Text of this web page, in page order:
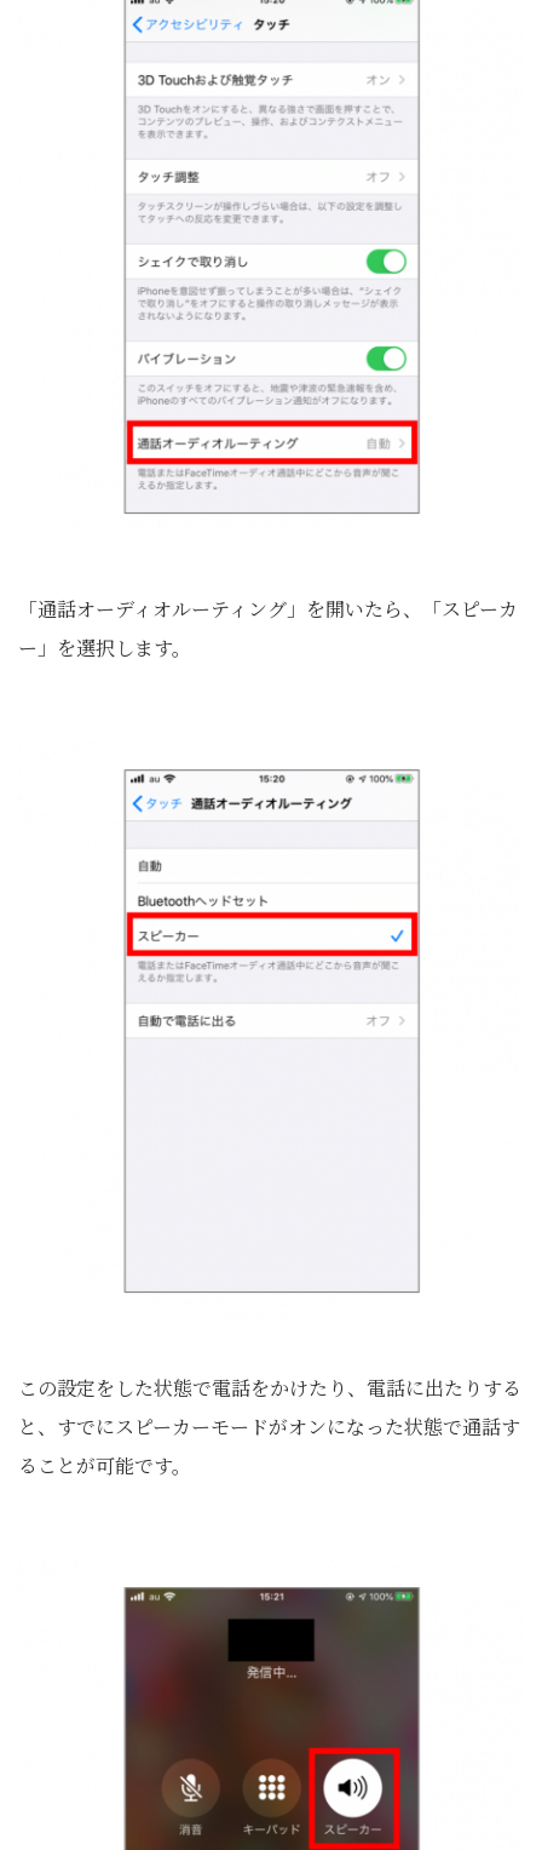
「通話オーディオルーティング」を開いたら、「スピーカ
ー」を選択します。
この設定をした状態で電話をかけたり、電話に出たりする
と、すでにスピーカーモードがオンになった状態で通話す
ることが可能です。